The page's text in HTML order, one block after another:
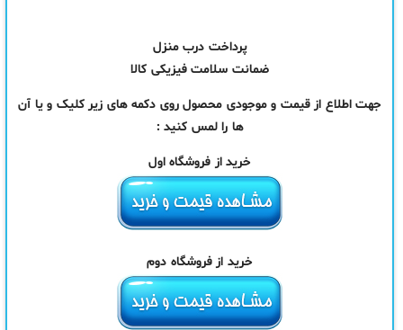
پرداخت درب منزل
ضمانت سلامت فیزیکی کالا
جهت اطلاع از قیمت و موجودی محصول روی دکمه های زیر کلیک و یا آن
ها را لمس کنید :
خرید از فروشگاه اول
خرید از فروشگاه دوم